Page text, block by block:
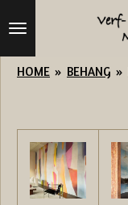
HOME » BEHANG »